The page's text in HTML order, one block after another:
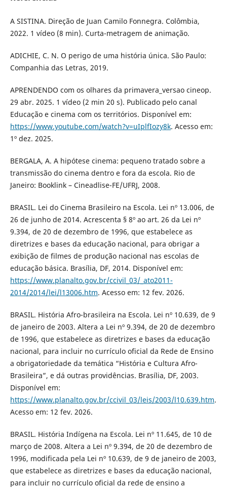
A SISTINA. Direção de Juan Camilo Fonnegra. Colômbia,
2022. 1 vídeo (8 min). Curta-metragem de animação.
ADICHIE, C. N. O perigo de uma história única. São Paulo:
Companhia das Letras, 2019.
APRENDENDO com os olhares da primavera_versao cineop.
29 abr. 2025. 1 vídeo (2 min 20 s). Publicado pelo canal
Educação e cinema com os territórios. Disponível em:
https://www.youtube.com/watch?v=uIplfIozy8k. Acesso em:
1º dez. 2025.
BERGALA, A. A hipótese cinema: pequeno tratado sobre a
transmissão do cinema dentro e fora da escola. Rio de
Janeiro: Booklink – Cineadlise-FE/UFRJ, 2008.
BRASIL. Lei do Cinema Brasileiro na Escola. Lei nº 13.006, de
26 de junho de 2014. Acrescenta § 8º ao art. 26 da Lei nº
9.394, de 20 de dezembro de 1996, que estabelece as
diretrizes e bases da educação nacional, para obrigar a
exibição de filmes de produção nacional nas escolas de
educação básica. Brasília, DF, 2014. Disponível em:
https://www.planalto.gov.br/ccivil_03/_ato2011-
2014/2014/lei/l13006.htm. Acesso em: 12 fev. 2026.
BRASIL. História Afro-brasileira na Escola. Lei nº 10.639, de 9
de janeiro de 2003. Altera a Lei nº 9.394, de 20 de dezembro
de 1996, que estabelece as diretrizes e bases da educação
nacional, para incluir no currículo oficial da Rede de Ensino
a obrigatoriedade da temática “História e Cultura Afro-
Brasileira”, e dá outras providências. Brasília, DF, 2003.
Disponível em:
https://www.planalto.gov.br/ccivil_03/leis/2003/l10.639.htm.
Acesso em: 12 fev. 2026.
BRASIL. História Indígena na Escola. Lei nº 11.645, de 10 de
março de 2008. Altera a Lei nº 9.394, de 20 de dezembro de
1996, modificada pela Lei nº 10.639, de 9 de janeiro de 2003,
que estabelece as diretrizes e bases da educação nacional,
para incluir no currículo oficial da rede de ensino a